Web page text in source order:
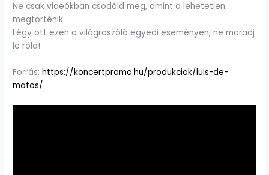
Ne csak videókban csodáld meg, amint a lehetetlen
megtörténik.
Légy ott ezen a világraszóló egyedi eseményen, ne maradj
le róla!
Forrás:https://koncertpromo.hu/produkciok/luis-de-
matos/